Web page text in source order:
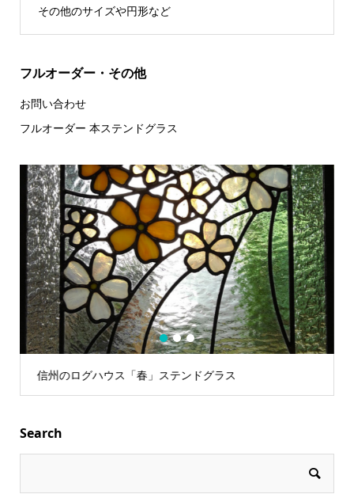
その他のサイズや円形など
フルオーダー・その他
お問い合わせ
フルオーダー 本ステンドグラス
信州のログハウス「春」ステンドグラス
1 2 3
Search